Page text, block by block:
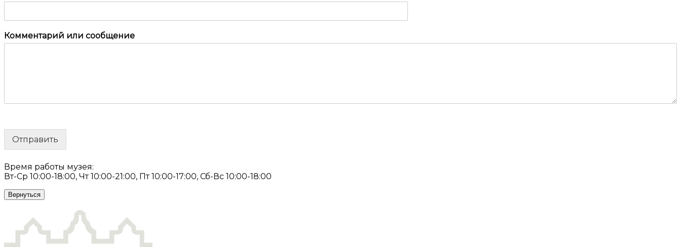
Комментарий или сообщение
Отправить
Время работы музея:
Вт-Ср 10:00-18:00, Чт 10:00-21:00, Пт 10:00-17:00, Сб-Вс 10:00-18:00
Вернуться